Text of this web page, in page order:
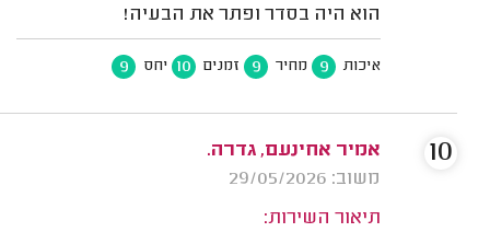
הוא היה בסדר ופתר את הבעיה!
איכות 9 מחיר 9 זמנים 10 יחס 9
אמיר אחינעם, גדרה.
משוב: 29/05/2026
תיאור השירות:
10